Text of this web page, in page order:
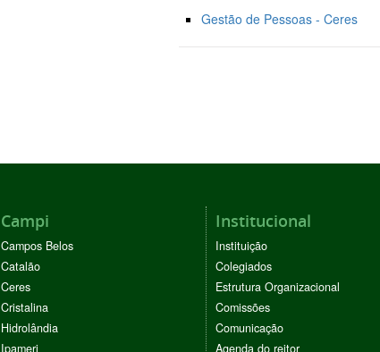
Gestão de Pessoas - Ceres
Campi
Campos Belos
Catalão
Ceres
Cristalina
Hidrolândia
Ipameri
Institucional
Instituição
Colegiados
Estrutura Organizacional
Comissões
Comunicação
Agenda do reitor